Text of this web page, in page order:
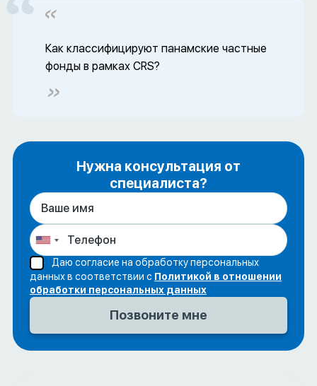
Как классифицируют панамские частные
фонды в рамках CRS?
Нужна консультация от
специалиста?
Даю согласие на обработку персональных
данных в соответствии с Политикой в отношении
обработки персональных данных